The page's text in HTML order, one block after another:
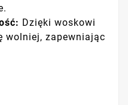
Dzięki woskowi
wolniej, zapewniając